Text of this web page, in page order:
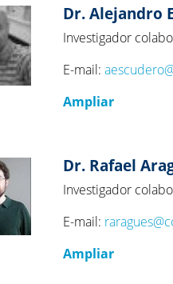
Dr. Alejandro
Investigador
E-mail:
Ampliar
Dr. Rafael
Investigador
E-mail:
Ampliar